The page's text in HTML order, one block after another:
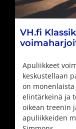
VH.fi
Apuliikkeet
keskustellaan
on
elintärkeinä ja
oikean treenin
apuliikkeiden